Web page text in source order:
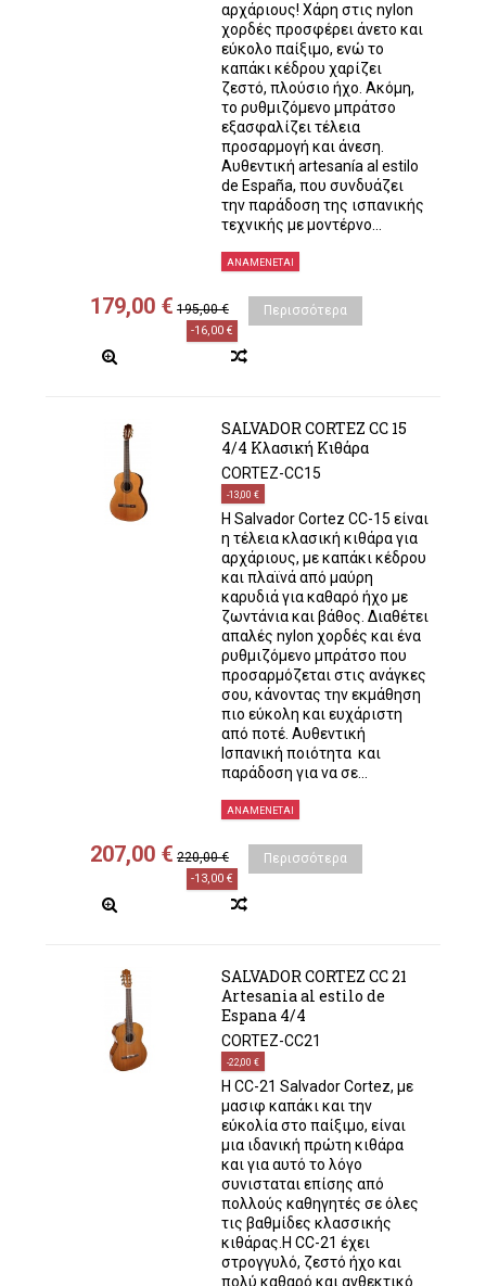
αρχάριους! Χάρη στις nylon
χορδές προσφέρει άνετο και
εύκολο παίξιμο, ενώ το
καπάκι κέδρου χαρίζει
ζεστό, πλούσιο ήχο. Ακόμη,
το ρυθμιζόμενο μπράτσο
εξασφαλίζει τέλεια
προσαρμογή και άνεση.
Αυθεντική artesanía al estilo
de España, που συνδυάζει
την παράδοση της ισπανικής
τεχνικής με μοντέρνο...
ΑΝΑΜΈΝΕΤΑΙ
179,00 € 195,00 €
-16,00 €
Περισσότερα
SALVADOR CORTEZ CC 15
4/4 Κλασική Κιθάρα
CORTEZ-CC15
-13,00 €
Η Salvador Cortez CC-15 είναι
η τέλεια κλασική κιθάρα για
αρχάριους, με καπάκι κέδρου
και πλαϊνά από μαύρη
καρυδιά για καθαρό ήχο με
ζωντάνια και βάθος. Διαθέτει
απαλές nylon χορδές και ένα
ρυθμιζόμενο μπράτσο που
προσαρμόζεται στις ανάγκες
σου, κάνοντας την εκμάθηση
πιο εύκολη και ευχάριστη
από ποτέ. Αυθεντική
Ισπανική ποιότητα και
παράδοση για να σε...
ΑΝΑΜΈΝΕΤΑΙ
207,00 € 220,00 €
-13,00 €
Περισσότερα
SALVADOR CORTEZ CC 21
Artesania al estilo de
Espana 4/4
CORTEZ-CC21
-22,00 €
H CC-21 Salvador Cortez, με
μασιφ καπάκι και την
εύκολία στο παίξιμο, είναι
μια ιδανική πρώτη κιθάρα
και για αυτό το λόγο
συνισταται επίσης από
πολλούς καθηγητές σε όλες
τις βαθμίδες κλασσικής
κιθάρας.Η CC-21 έχει
στρογγυλό, ζεστό ήχο και
πολύ καθαρό και ανθεκτικό